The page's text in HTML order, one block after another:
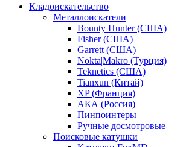
Кладоискательство
Металлоискатели
Bounty Hunter (США)
Fisher (США)
Garrett (США)
Nokta|Makro (Турция)
Teknetics (США)
Tianxun (Китай)
XP (Франция)
АКА (Россия)
Пинпоинтеры
Ручные досмотровые
Поисковые катушки